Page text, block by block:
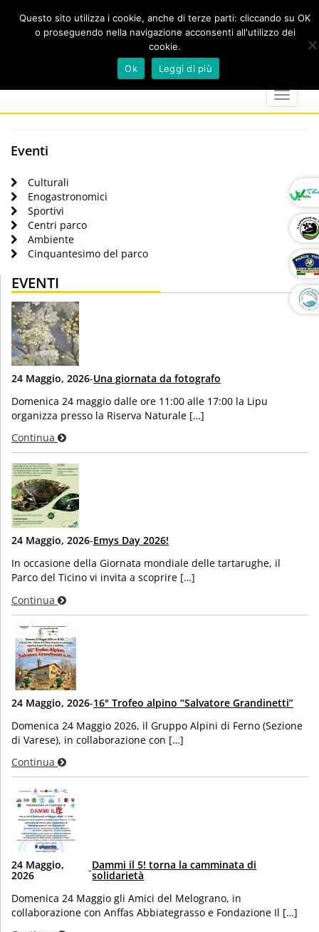
marker
calendar
Toggle
Eventi
Culturali
Enogastronomici
Sportivi
Centri parco
Ambiente
Cinquantesimo del parco
EVENTI
24 Maggio, 2026-Una giornata da fotografo
Domenica 24 maggio dalle ore 11:00 alle 17:00 la Lipu
organizza presso la Riserva Naturale […]
Continua
24 Maggio, 2026-Emys Day 2026!
In occasione della Giornata mondiale delle tartarughe, il
Parco del Ticino vi invita a scoprire […]
Continua
24 Maggio, 2026-16° Trofeo alpino “Salvatore Grandinetti”
Domenica 24 Maggio 2026, il Gruppo Alpini di Ferno (Sezione
di Varese), in collaborazione con […]
Continua
24 Maggio,
2026 -Dammi il 5! torna la camminata di
solidarietà
Domenica 24 Maggio gli Amici del Melograno, in
collaborazione con Anffas Abbiategrasso e Fondazione Il […]
Questo sito utilizza i cookie, anche di terze parti: cliccando su OK
o proseguendo nella navigazione acconsenti all'utilizzo dei
cookie.
Ok
Leggi di più